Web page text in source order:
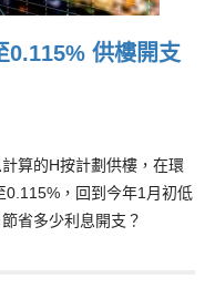
0.115% 供樓開支
算的H按計劃供樓，在環
，回到今年1月初低
省多少利息開支？